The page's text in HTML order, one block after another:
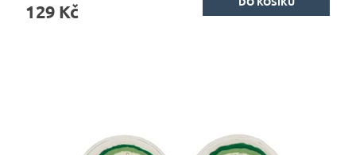
129 Kč